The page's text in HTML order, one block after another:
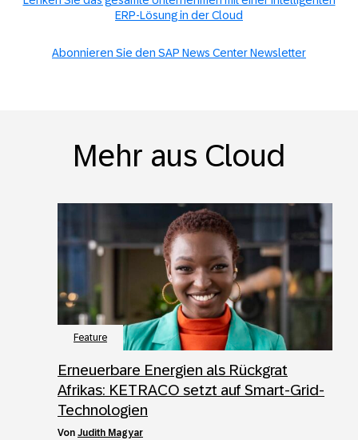
ERP-Lösung in der Cloud
Abonnieren Sie den SAP News Center Newsletter
Mehr aus Cloud
Feature
Erneuerbare Energien als Rückgrat
Afrikas: KETRACO setzt auf Smart-Grid-
Technologien
von Judith Magyar